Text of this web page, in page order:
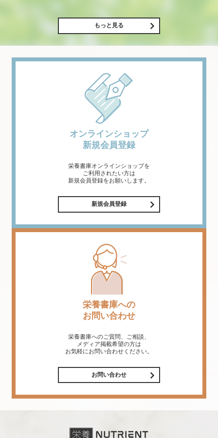
もっと見る
オンラインショップ
新規会員登録
栄養書庫オンラインショップを
ご利用されたい方は
新規会員登録をお願いします。
新規会員登録
栄養書庫への
お問い合わせ
栄養書庫へのご質問、ご相談、
メディア掲載希望の方は
お気軽にお問い合わせください。
お問い合わせ